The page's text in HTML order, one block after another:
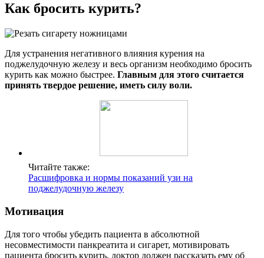
Как бросить курить?
Для устранения негативного влияния курения на
поджелудочную железу и весь организм необходимо бросить
курить как можно быстрее. Главным для этого считается
принять твердое решение, иметь силу воли.
Читайте также:
Расшифровка и нормы показаний узи на
поджелудочную железу
Мотивация
Для того чтобы убедить пациента в абсолютной
несовместимости панкреатита и сигарет, мотивировать
пациента бросить курить, доктор должен рассказать ему об